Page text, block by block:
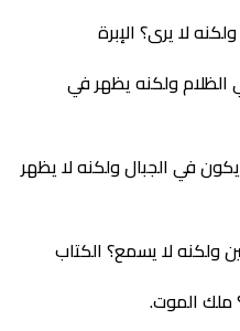
لا يرى؟ الإبرة
ولكنه يظهر في
في الجبال ولكنه لا يظهر
ولكنه لا يسمع؟ الكتاب
ملك الموت.